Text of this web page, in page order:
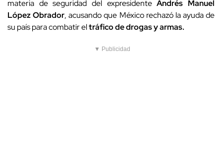
materia de seguridad del expresidenteAndrés Manuel
López Obrador, acusando que México rechazó la ayuda de
su país para combatir eltráfico de drogas y armas.
▼ Publicidad